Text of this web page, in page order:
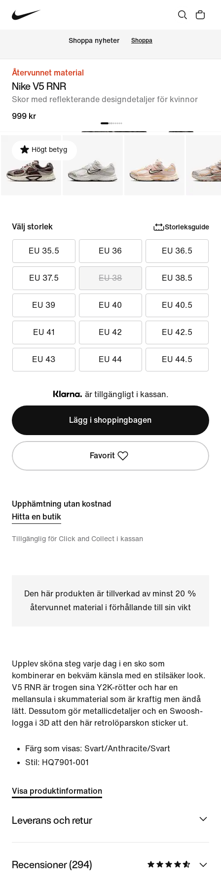
Shoppa nyheter Shoppa
Återvunnet material
Nike V5 RNR
Skor med reflekterande designdetaljer för kvinnor
999 kr
Högt betyg
Välj storlek Storleksguide
EU 35.5 EU 36 EU 36.5
EU 37.5 EU 38 EU 38.5
EU 39 EU 40 EU 40.5
EU 41 EU 42 EU 42.5
EU 43 EU 44 EU 44.5
Klarna
är tillgängligt i kassan.
Lägg i shoppingbagen
Favorit
Upphämtning utan kostnad
Hitta en butik
Tillgänglig för Click and Collect i kassan
Den här produkten är tillverkad av minst 20 %
återvunnet material i förhållande till sin vikt
Upplev sköna steg varje dag i en sko som
kombinerar en bekväm känsla med en stilsäker look.
V5 RNR är trogen sina Y2K-rötter och har en
mellansula i skummaterial som är kraftig men ändå
lätt. Dessutom gör metallicdetaljer och en Swoosh-
logga i 3D att den här retrolöparskon sticker ut.
Färg som visas: Svart/Anthracite/Svart
Stil: HQ7901-001
Visa produktinformation
Leverans och retur
Recensioner (294)